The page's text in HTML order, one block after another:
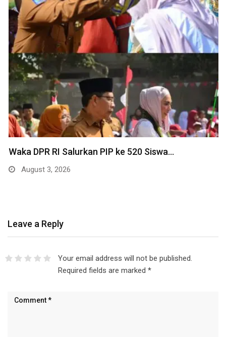
Waka DPR RI Salurkan PIP ke 520 Siswa…
August 3, 2026
Leave a Reply
Your email address will not be published.
Required fields are marked *